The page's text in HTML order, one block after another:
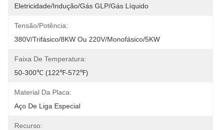
Eletricidade/indução/gás GLP/gás Líquido
Tensão/potência:
380V/trifásico/8KW Ou 220V/monofásico/5KW
Faixa De Temperatura:
50-300℃ (122℉-572℉)
Material Da Placa:
Aço De Liga Especial
Recurso: